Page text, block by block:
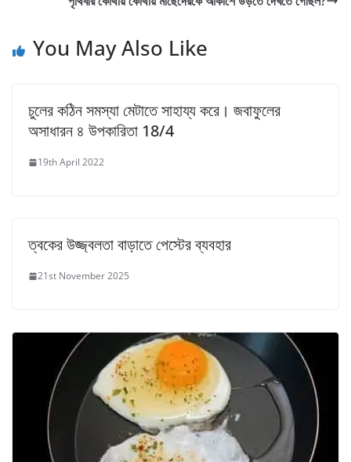
You May Also Like
চুলের কঠিন সমস্যা মেটাতে সাহায্য করে। জবাফুলের
অসাধারন ৪ উপকারিতা 18/4
19th April 2022
ত্বকের উজ্জ্বলতা বাড়াতে পেস্টের ব্যবহার
21st November 2025